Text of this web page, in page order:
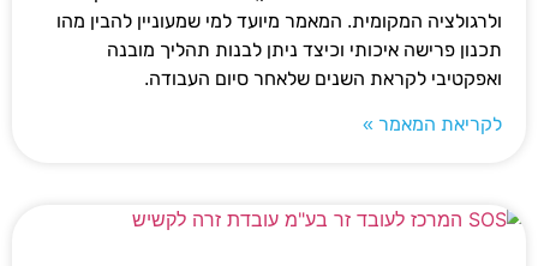
ולרגולציה המקומית. המאמר מיועד למי שמעוניין להבין מהו
תכנון פרישה איכותי וכיצד ניתן לבנות תהליך מובנה
ואפקטיבי לקראת השנים שלאחר סיום העבודה.
לקריאת המאמר »